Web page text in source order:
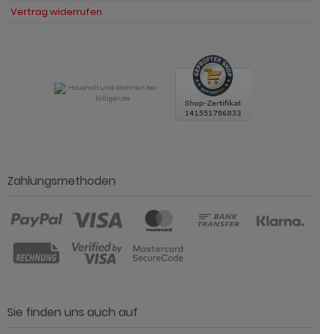
Vertrag widerrufen
Zahlungsmethoden
Sie finden uns auch auf